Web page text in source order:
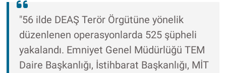
"56 ilde DEAŞ Terör Örgütüne yönelik
düzenlenen operasyonlarda 525 şüpheli
yakalandı. Emniyet Genel Müdürlüğü TEM
Daire Başkanlığı, İstihbarat Başkanlığı, MİT